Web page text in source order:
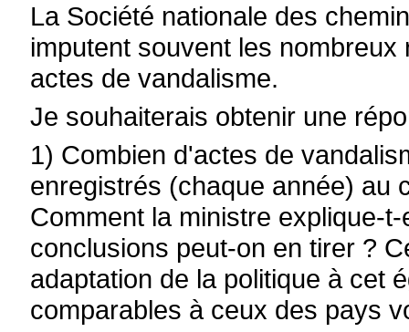
La Société nationale des
imputent souvent les
actes de vandalisme.
Je souhaiterais obtenir une
1) Combien d'actes de
enregistrés (chaque année) au
Comment la ministre explique-
conclusions peut-on en tirer ?
adaptation de la politique à cet
comparables à ceux des pays